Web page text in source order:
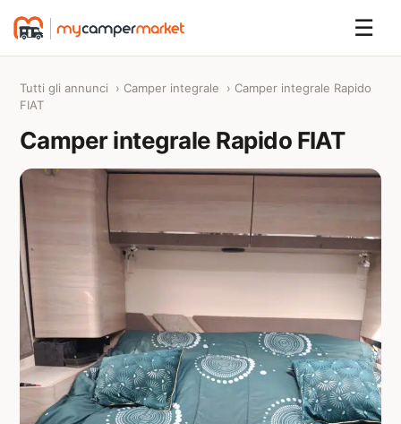
☰
Tutti gli annunci › Camper integrale › Camper integrale Rapido
FIAT
Camper integrale Rapido FIAT